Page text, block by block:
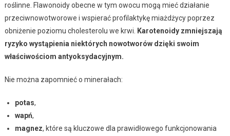
roślinne. Flawonoidy obecne w tym owocu mogą mieć działanie
przeciwnowotworowe i wspierać profilaktykę miażdżycy poprzez
obniżenie poziomu cholesterolu we krwi.
Karotenoidy zmniejszają
ryzyko wystąpienia niektórych nowotworów dzięki swoim
właściwościom antyoksydacyjnym.
Nie można zapomnieć o minerałach:
potas,
wapń,
magnez, które są kluczowe dla prawidłowego funkcjonowania